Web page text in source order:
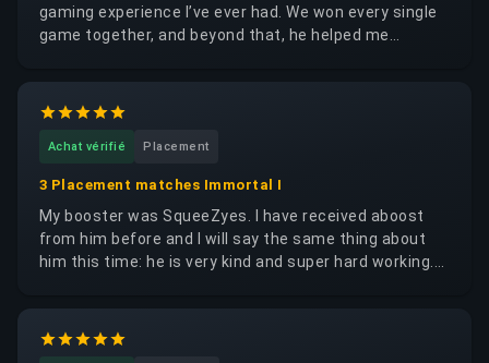
gaming experience I’ve ever had. We won every single
game together, and beyond that, he helped me
guidance. It honestly felt like playing with a close
friend — he's super nice, friendly, and full of positive
I highly recommend him to anyone looking for a great
Achat vérifié Placement
3 Placement matches Immortal I
My booster was SqueeZyes. I have received aboost
from him before and I will say the same thing about
him this time: he is very kind and super hard working.
updates and is all around super nice when you chat
with him. I don't think he could be any better.